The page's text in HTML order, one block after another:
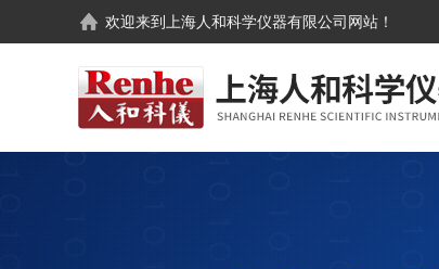
欢迎来到 上海人和科学仪器有限公司 网站！